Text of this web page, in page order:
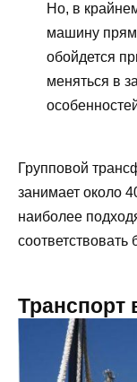
Но, в
машину
обойдется
меняться в
Групповой
занимает около
наиболее
соответствовать
Транспорт